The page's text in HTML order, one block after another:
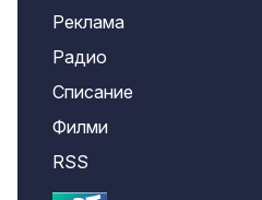
Реклама
Радио
Списание
Филми
RSS